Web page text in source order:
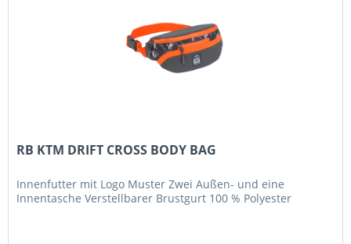
RB KTM DRIFT CROSS BODY BAG
Innenfutter mit Logo Muster Zwei Außen- und eine
Innentasche Verstellbarer Brustgurt 100 % Polyester